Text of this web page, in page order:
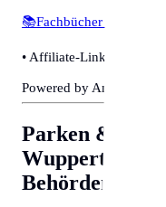
📚Fachbücher & Guides
• Affiliate-Link: Wir
Powered by Amazon 🛒
Parken &
Wuppertal
Behördengänge